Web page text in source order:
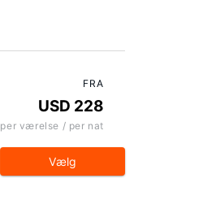
FRA
USD 228
per værelse / per nat
Vælg